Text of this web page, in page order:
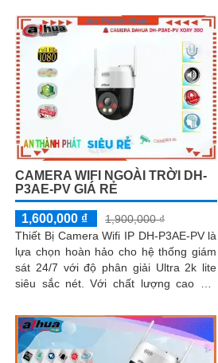
biệt người phương tiện, đảm bảo an
ninh hiệu quả. Đối với nhu cầu quan sát
an ninh ngoài trời thì camera Dahua
DH-IPC-WL46A chính là sự lựa chọn vô
cùng phù hợpCamera an ninh không
dây DH-IPC-WL46A là lựa chọn lý
tưởng để bảo vệ ngôi nhà hoặc văn
phòng của bạn
CAMERA WIFI NGOÀI TRỜI DH-
P3AE-PV GIÁ RẺ
1,600,000 ₫
1,900,000 ₫
Thiết Bị Camera Wifi IP DH-P3AE-PV là
lựa chọn hoàn hảo cho hệ thống giám
sát 24/7 với độ phân giải Ultra 2k lite
siêu sắc nét. Với chất lượng cao 3.0